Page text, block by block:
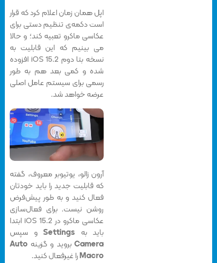
اپل همان زمان اعلام کرد که قرار
است دکمه‌ی تنظیم دستی برای
عکاسی ماکرو تعبیه کند؛ و حالا
می بینیم که این قابلیت به
نسخه بتا دوم iOS 15.2 افزوده
شده و کمی بعد هم به طور
رسمی برای سیستم عامل اصلی
عرضه خواهد شد.
آرون زالو، یوتیوبر معروف، گفته
که قابلیت جدید را باید خودتان
فعال کنید و به طور پیش‌فرض
روشن نیست. برای فعال‌سازی
عکاسی ماکرو در iOS 15.2 ابتدا
باید به Settings و سپس
Camera بروید و گزینهAuto
Macroرا غیرفعال کنید.